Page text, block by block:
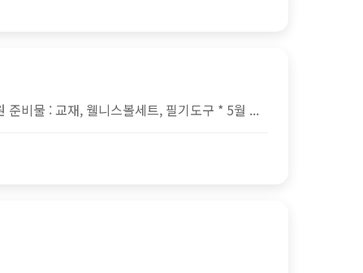
비물 : 교재, 웰니스볼세트, 필기도구 * 5월 ...